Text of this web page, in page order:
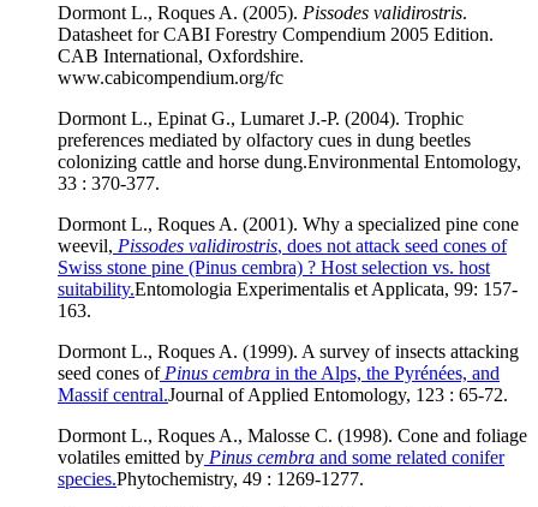
Dormont L., Roques A. (2005). Pissodes validirostris.
Datasheet for CABI Forestry Compendium 2005 Edition.
CAB International, Oxfordshire.
www.cabicompendium.org/fc
Dormont L., Epinat G., Lumaret J.-P. (2004). Trophic
preferences mediated by olfactory cues in dung beetles
colonizing cattle and horse dung.Environmental Entomology,
33 : 370-377.
Dormont L., Roques A. (2001). Why a specialized pine cone
weevil, Pissodes validirostris, does not attack seed cones of
Swiss stone pine (Pinus cembra) ? Host selection vs. host
suitability.Entomologia Experimentalis et Applicata, 99: 157-
163.
Dormont L., Roques A. (1999). A survey of insects attacking
seed cones of Pinus cembra in the Alps, the Pyrénées, and
Massif central.Journal of Applied Entomology, 123 : 65-72.
Dormont L., Roques A., Malosse C. (1998). Cone and foliage
volatiles emitted by Pinus cembra and some related conifer
species.Phytochemistry, 49 : 1269-1277.